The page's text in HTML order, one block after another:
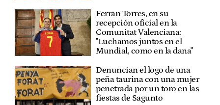
Ferran Torres, en su
recepción oficial en la
Comunitat Valenciana:
"Luchamos juntos en el
Mundial, como en la dana"
Denuncian el logo de una
peña taurina con una mujer
penetrada por un toro en las
fiestas de Sagunto